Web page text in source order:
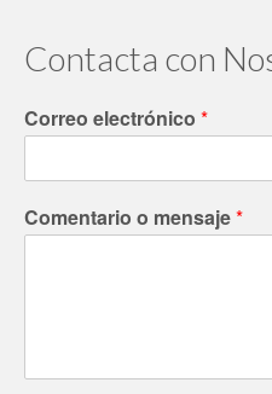
Contacta con
Correo electrónico *
Comentario o mensaje*